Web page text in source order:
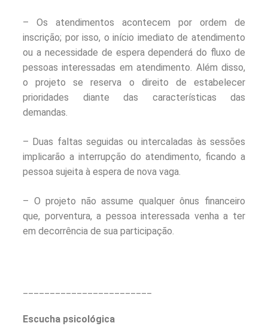
– Os atendimentos acontecem por ordem de
inscrição; por isso, o início imediato de atendimento
ou a necessidade de espera dependerá do fluxo de
pessoas interessadas em atendimento. Além disso,
o projeto se reserva o direito de estabelecer
prioridades diante das características das
demandas.
– Duas faltas seguidas ou intercaladas às sessões
implicarão a interrupção do atendimento, ficando a
pessoa sujeita à espera de nova vaga.
– O projeto não assume qualquer ônus financeiro
que, porventura, a pessoa interessada venha a ter
em decorrência de sua participação.
Escucha psicológica